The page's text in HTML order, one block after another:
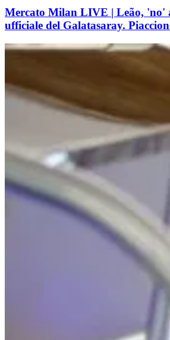
Mercato Milan LIVE | Leão, 'no'
ufficiale del Galatasaray.